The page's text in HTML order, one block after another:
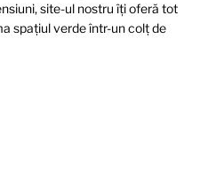
site-ul nostru îți oferă tot
spațiul verde într-un colț de